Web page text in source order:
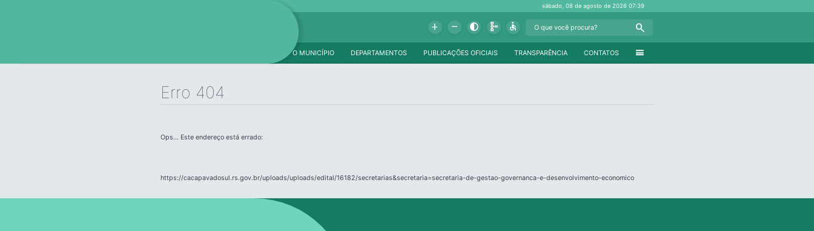
sábado, 08 de agosto de 202607:39
Add Remove Contrast Schema Accessible Search
menu
CONTATOS
TRANSPARÊNCIA
PUBLICAÇÕES OFICIAIS
DEPARTAMENTOS
O MUNICÍPIO
Erro 404
Ops... Este endereço está errado:
https://cacapavadosul.rs.gov.br/uploads/uploads/edital/16182/secretarias&secretaria=secretaria-de-gestao-governanca-e-desenvolvimento-economico